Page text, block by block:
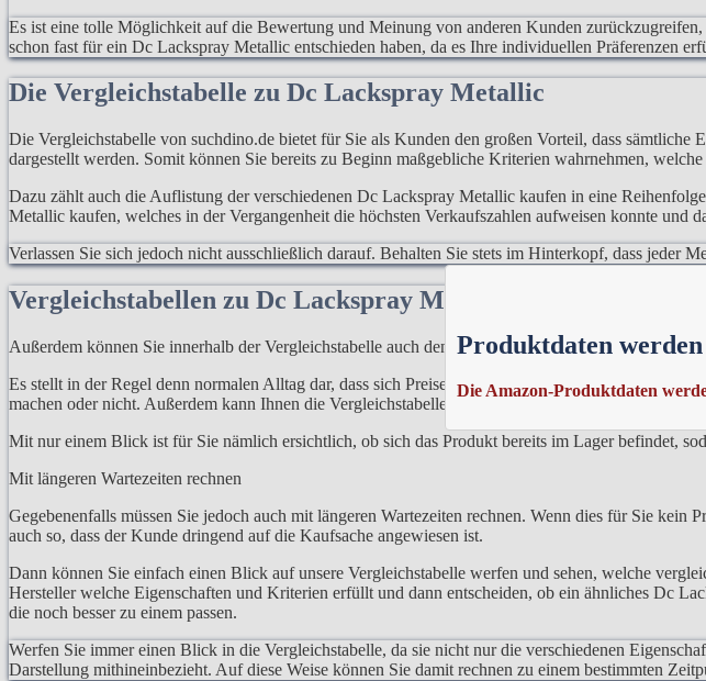
Produktdaten werden
Die Amazon-Produktdaten
Es ist eine tolle Möglichkeit auf die Bewertung und Meinung von anderen Kunden
schon fast für ein Dc Lackspray Metallic entschieden haben, da es Ihre individuellen Präferenzen
Die Vergleichstabelle zu Dc Lackspray Metallic
Die Vergleichstabelle von suchdino.de bietet für Sie als Kunden den großen Vorteil, dass
dargestellt werden. Somit können Sie bereits zu Beginn maßgebliche Kriterien wahrnehmen,
Dazu zählt auch die Auflistung der verschiedenen Dc Lackspray Metallic kaufen in eine
Metallic kaufen, welches in der Vergangenheit die höchsten Verkaufszahlen aufweisen konnte und
Verlassen Sie sich jedoch nicht ausschließlich darauf. Behalten Sie stets im Hinterkopf, dass
Vergleichstabellen zu Dc Lackspray Metallic
Außerdem können Sie innerhalb der Vergleichstabelle auch den Preis erkennen. Dies ist vor allem
Es stellt in der Regel denn normalen Alltag dar, dass sich Preise nicht nur über Wochen hinweg
machen oder nicht. Außerdem kann Ihnen die Vergleichstabelle auch helfen, wenn Sie ein Dc
Mit nur einem Blick ist für Sie nämlich ersichtlich, ob sich das Produkt bereits im Lager befindet,
Mit längeren Wartezeiten rechnen
Gegebenenfalls müssen Sie jedoch auch mit längeren Wartezeiten rechnen. Wenn dies für Sie
auch so, dass der Kunde dringend auf die Kaufsache angewiesen ist.
Dann können Sie einfach einen Blick auf unsere Vergleichstabelle werfen und sehen, welche
Hersteller welche Eigenschaften und Kriterien erfüllt und dann entscheiden, ob ein ähnliches Dc
die noch besser zu einem passen.
Werfen Sie immer einen Blick in die Vergleichstabelle, da sie nicht nur die verschiedenen
Darstellung mithineinbezieht. Auf diese Weise können Sie damit rechnen zu einem bestimmten